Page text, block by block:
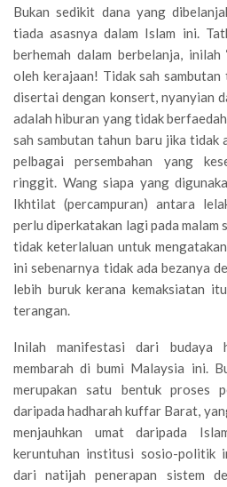
Bukan sedikit dana yang
tiada asasnya dalam Islam ini.
berhemah dalam berbelanja, inilah
oleh kerajaan! Tidak sah
disertai dengan konsert, nyanyian
adalah hiburan yang tidak
sah sambutan tahun baru jika tidak
pelbagai persembahan yang
ringgit. Wang siapa yang
Ikhtilat (percampuran) antara
perlu diperkatakan lagi pada malam
tidak keterlaluan untuk
ini sebenarnya tidak ada bezanya
lebih buruk kerana kemaksiatan
terangan.
Inilah manifestasi dari budaya
membarah di bumi Malaysia ini.
merupakan satu bentuk proses
daripada hadharah kuffar Barat,
menjauhkan umat daripada
keruntuhan institusi sosio-politik
dari natijah penerapan sistem